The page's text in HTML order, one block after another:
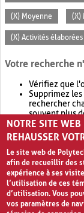
(X) Moyenne (X)
(X) Activités
Votre recherche
Vérifiez que
Supprimez
rechercher
souvent plus
Envisagez
retournera
NOTRE SITE
REHAUSSER
Le site web de
afin de recueillir des
expérience à ses
l’utilisation de ces
d’utilisation. Vous
vos paramètres de